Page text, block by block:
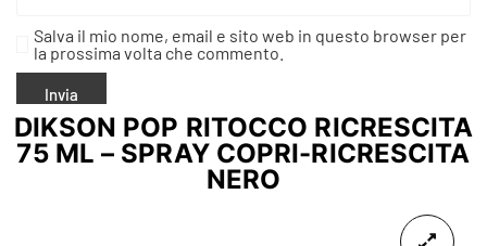
Salva il mio nome, email e sito web in questo browser per
la prossima volta che commento.
DIKSON POP RITOCCO RICRESCITA
75 ML – SPRAY COPRI-RICRESCITA
NERO